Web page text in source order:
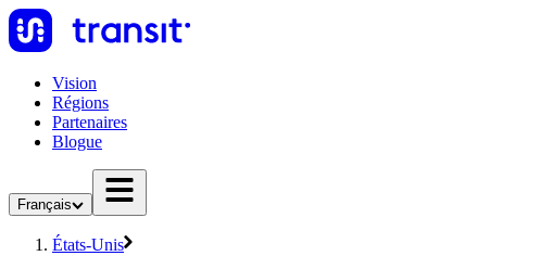
Vision
Régions
Partenaires
Blogue
Français
États-Unis